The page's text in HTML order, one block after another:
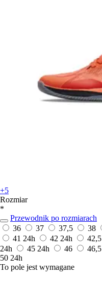
+5
Rozmiar
*
Przewodnik po rozmiarach
36
37 37,5 38
41 24h 42 24h 42,5
24h
45 24h 46 46,5
50 24h
To pole jest wymagane